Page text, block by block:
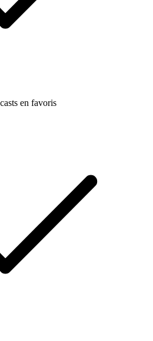
en favoris